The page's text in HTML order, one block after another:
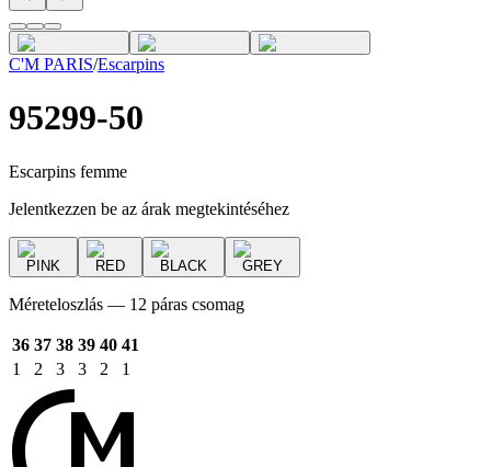
C'M PARIS/Escarpins
95299-50
Escarpins femme
Jelentkezzen be az árak megtekintéséhez
PINK RED BLACK GREY
Méreteloszlás — 12 páras csomag
36 37 38 39 40 41
1
2 3 3 2 1